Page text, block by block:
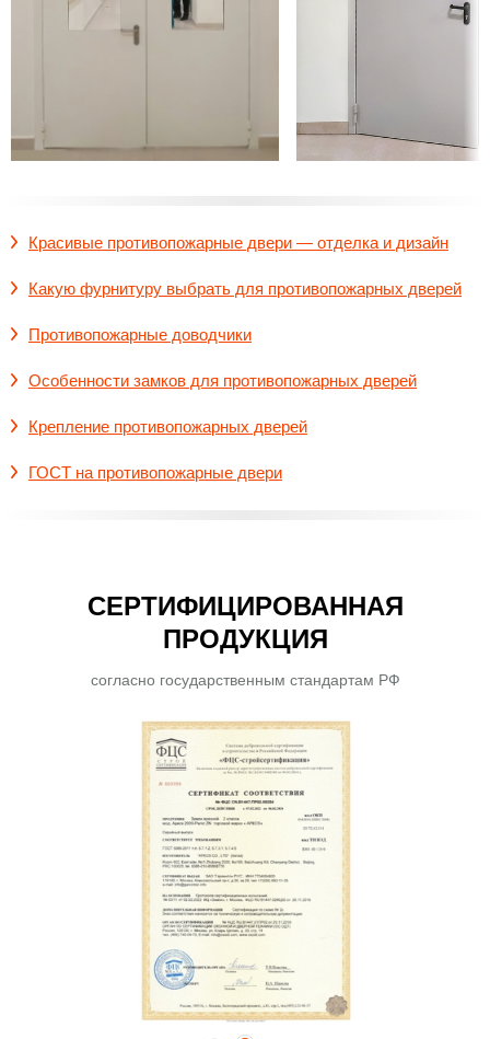
Красивые противопожарные двери — отделка и дизайн
Какую фурнитуру выбрать для противопожарных дверей
Противопожарные доводчики
Особенности замков для противопожарных дверей
Крепление противопожарных дверей
ГОСТ на противопожарные двери
СЕРТИФИЦИРОВАННАЯ
ПРОДУКЦИЯ
согласно государственным стандартам РФ